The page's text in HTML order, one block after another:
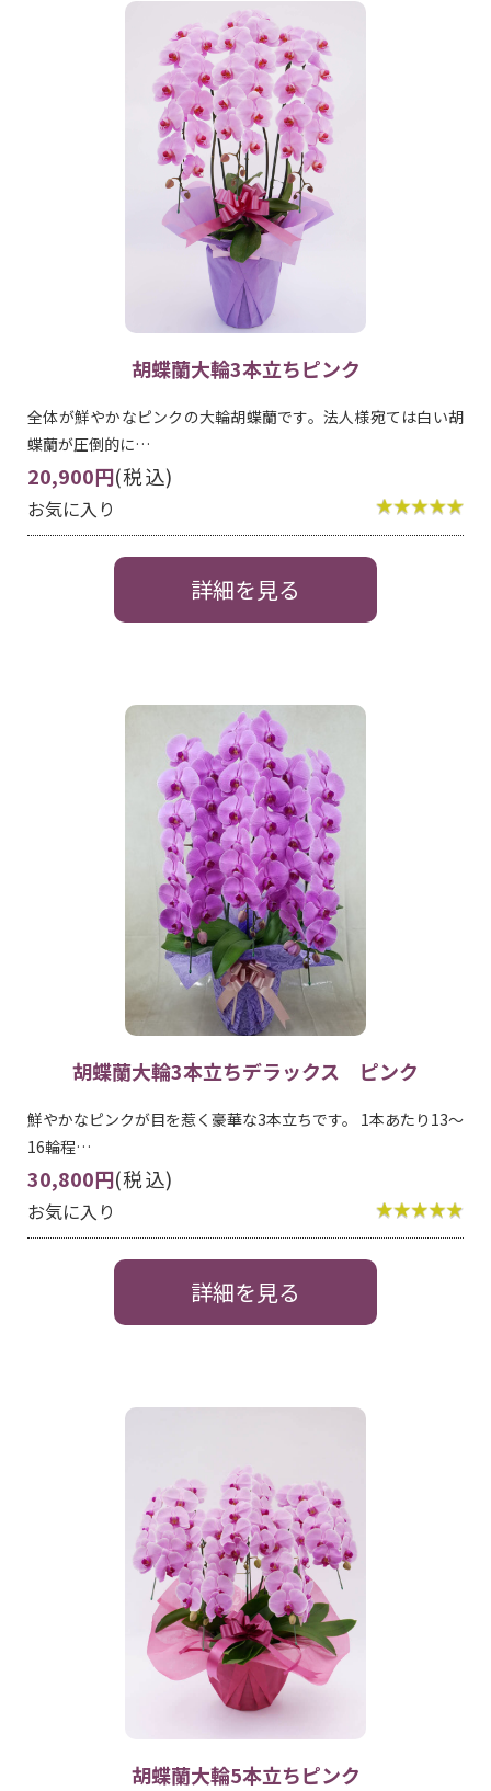
胡蝶蘭大輪3本立ちピンク
全体が鮮やかなピンクの大輪胡蝶蘭です。法人様宛ては白い胡
蝶蘭が圧倒的に…
20,900円(税込)
お気に入り
詳細を見る
胡蝶蘭大輪3本立ちデラックス ピンク
鮮やかなピンクが目を惹く豪華な3本立ちです。 1本あたり13～
16輪程…
30,800円(税込)
お気に入り
詳細を見る
胡蝶蘭大輪5本立ちピンク